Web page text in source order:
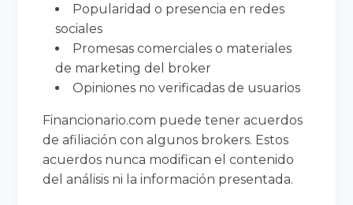
Popularidad o presencia en redes
sociales
Promesas comerciales o materiales
de marketing del broker
Opiniones no verificadas de usuarios
Financionario.com puede tener acuerdos
de afiliación con algunos brokers. Estos
acuerdos nunca modifican el contenido
del análisis ni la información presentada.